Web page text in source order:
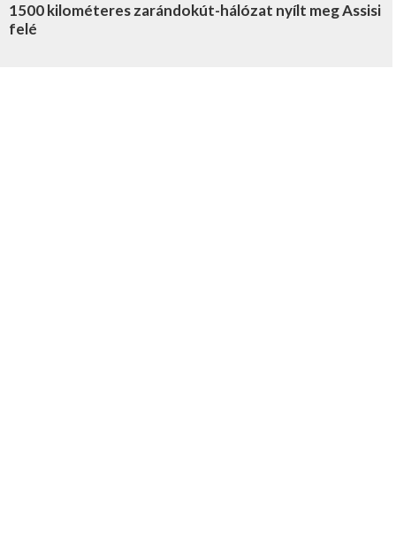
1500 kilométeres zarándokút-hálózat nyílt meg Assisi
felé